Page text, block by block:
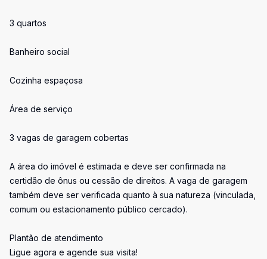
3 quartos
Banheiro social
Cozinha espaçosa
Área de serviço
3 vagas de garagem cobertas
A área do imóvel é estimada e deve ser confirmada na
certidão de ônus ou cessão de direitos. A vaga de garagem
também deve ser verificada quanto à sua natureza (vinculada,
comum ou estacionamento público cercado).
Plantão de atendimento
Ligue agora e agende sua visita!